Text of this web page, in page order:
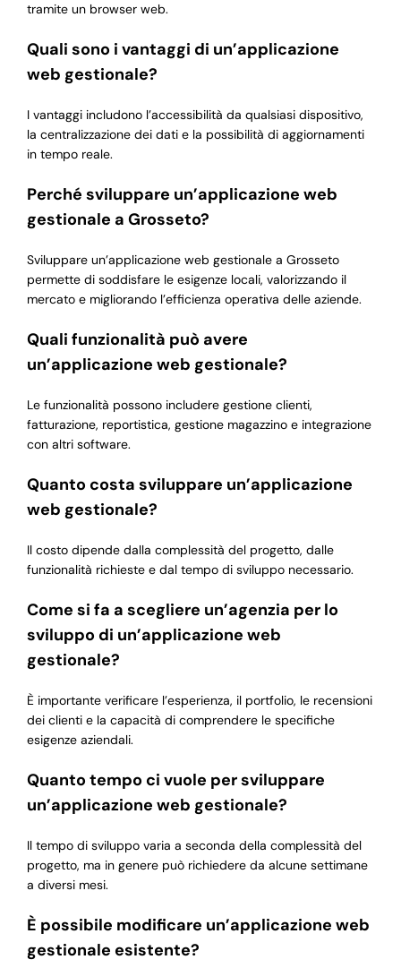
tramite un browser web.
Quali sono i vantaggi di un’applicazione
web gestionale?
I vantaggi includono l’accessibilità da qualsiasi dispositivo,
la centralizzazione dei dati e la possibilità di aggiornamenti
in tempo reale.
Perché sviluppare un’applicazione web
gestionale a Grosseto?
Sviluppare un’applicazione web gestionale a Grosseto
permette di soddisfare le esigenze locali, valorizzando il
mercato e migliorando l’efficienza operativa delle aziende.
Quali funzionalità può avere
un’applicazione web gestionale?
Le funzionalità possono includere gestione clienti,
fatturazione, reportistica, gestione magazzino e integrazione
con altri software.
Quanto costa sviluppare un’applicazione
web gestionale?
Il costo dipende dalla complessità del progetto, dalle
funzionalità richieste e dal tempo di sviluppo necessario.
Come si fa a scegliere un’agenzia per lo
sviluppo di un’applicazione web
gestionale?
È importante verificare l’esperienza, il portfolio, le recensioni
dei clienti e la capacità di comprendere le specifiche
esigenze aziendali.
Quanto tempo ci vuole per sviluppare
un’applicazione web gestionale?
Il tempo di sviluppo varia a seconda della complessità del
progetto, ma in genere può richiedere da alcune settimane
a diversi mesi.
È possibile modificare un’applicazione web
gestionale esistente?